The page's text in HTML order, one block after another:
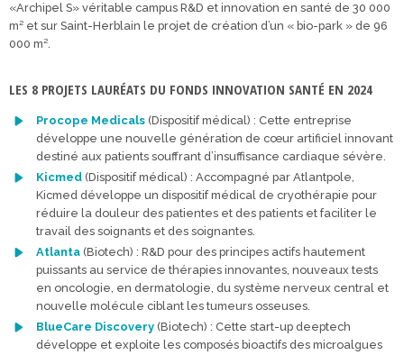
«Archipel S» véritable campus R&D et innovation en santé de 30 000
m² et sur Saint-Herblain le projet de création d’un « bio-park » de 96
000 m².
LES 8 PROJETS LAURÉATS DU FONDS INNOVATION SANTÉ EN 2024
Procope Medicals (Dispositif médical) : Cette entreprise
développe une nouvelle génération de cœur artificiel innovant
destiné aux patients souffrant d’insuffisance cardiaque sévère.
Kicmed (Dispositif médical) : Accompagné par Atlantpole,
Kicmed développe un dispositif médical de cryothérapie pour
réduire la douleur des patientes et des patients et faciliter le
travail des soignants et des soignantes.
Atlanta (Biotech) : R&D pour des principes actifs hautement
puissants au service de thérapies innovantes, nouveaux tests
en oncologie, en dermatologie, du système nerveux central et
nouvelle molécule ciblant les tumeurs osseuses.
BlueCare Discovery (Biotech) : Cette start-up deeptech
développe et exploite les composés bioactifs des microalgues